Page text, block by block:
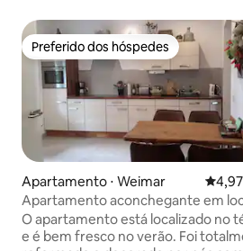
Preferido dos hóspedes
Preferido dos hóspedes
Apartamento ⋅ Weimar 4,97
Apartamento aconchegante em
tranquilo com varanda
O apartamento está localizado no
e é bem fresco no verão. Foi